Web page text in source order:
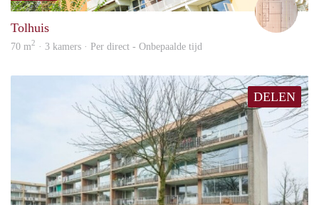
Tolhuis
70 m2 · 3 kamers · Per direct - Onbepaalde tijd
DELEN